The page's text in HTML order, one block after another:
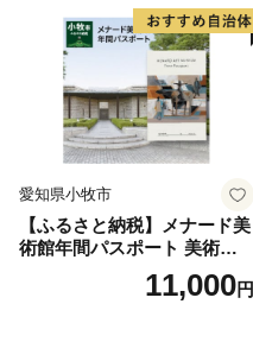
県 小牧店 小牧市 チケット 送
料無料
愛知県小牧市
【ふるさと納税】メナード美
術館年間パスポート 美術館
11,000円